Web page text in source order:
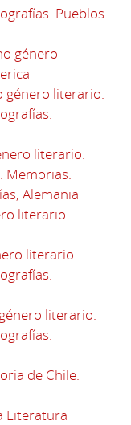
Pueblos
género
género literario.
literario.
Memorias.
Alemania
literario.
literario.
literario.
de Chile.
Literatura